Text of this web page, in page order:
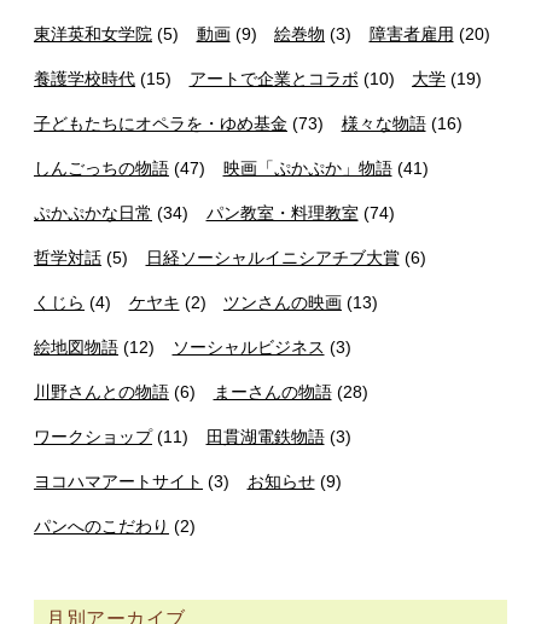
東洋英和女学院 (5) 動画(9) 絵巻物 (3) 障害者雇用 (20)
養護学校時代 (15) アートで企業とコラボ (10) 大学 (19)
子どもたちにオペラを・ゆめ基金 (73) 様々な物語(16)
しんごっちの物語 (47) 映画「ぷかぷか」物語(41)
ぷかぷかな日常 (34) パン教室・料理教室 (74)
哲学対話 (5) 日経ソーシャルイニシアチブ大賞(6)
くじら (4) ケヤキ (2) ツンさんの映画 (13)
絵地図物語 (12) ソーシャルビジネス (3)
川野さんとの物語 (6) まーさんの物語(28)
ワークショップ(11) 田貫湖電鉄物語(3)
ヨコハマアートサイト (3) お知らせ(9)
パンへのこだわり (2)
月別アーカイブ